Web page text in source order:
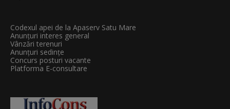
Codexul apei de la Apaserv Satu Mare
Anunțuri interes general
Vânzări terenuri
Anunțuri sedințe
Concurs posturi vacante
Platforma E-consultare